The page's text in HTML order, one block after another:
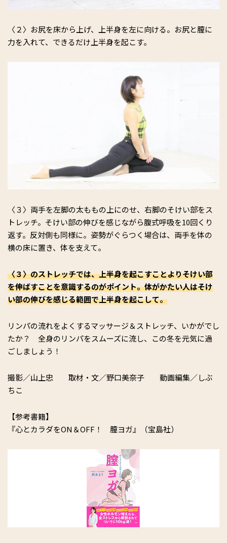
〈２〉お尻を床から上げ、上半身を左に向ける。お尻と膣に
力を入れて、できるだけ上半身を起こす。
〈３〉両手を左脚の太ももの上にのせ、右脚のそけい部をス
トレッチ。そけい部の伸びを感じながら腹式呼吸を10回くり
返す。反対側も同様に。姿勢がぐらつく場合は、両手を体の
横の床に置き、体を支えて。
〈３〉のストレッチでは、上半身を起こすことよりそけい部
を伸ばすことを意識するのがポイント。体がかたい人はそけ
い部の伸びを感じる範囲で上半身を起こして。
リンパの流れをよくするマッサージ＆ストレッチ、いかがでし
たか？ 全身のリンパをスムーズに流し、この冬を元気に過
ごしましょう！
撮影／山上忠 取材・文／野口美奈子 動画編集／しぶ
ちこ
【参考書籍】
『心とカラダをON＆OFF！ 膣ヨガ』（宝島社）